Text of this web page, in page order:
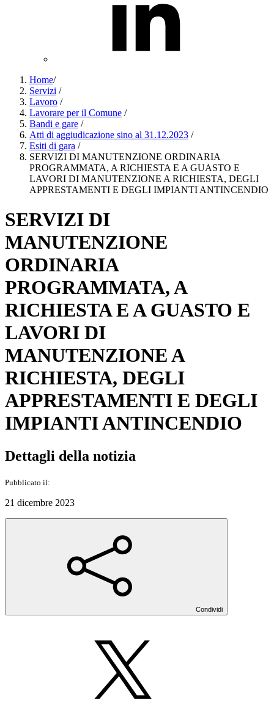
Home/
Servizi /
Lavoro /
Lavorare per il Comune /
Bandi e gare /
Atti di aggiudicazione sino al 31.12.2023 /
Esiti di gara /
SERVIZI DI MANUTENZIONE ORDINARIA
PROGRAMMATA, A RICHIESTA E A GUASTO E
LAVORI DI MANUTENZIONE A RICHIESTA, DEGLI
APPRESTAMENTI E DEGLI IMPIANTI ANTINCENDIO
SERVIZI DI
MANUTENZIONE
ORDINARIA
PROGRAMMATA, A
RICHIESTA E A GUASTO E
LAVORI DI
MANUTENZIONE A
RICHIESTA, DEGLI
APPRESTAMENTI E DEGLI
IMPIANTI ANTINCENDIO
Dettagli della notizia
Pubblicato il:
21 dicembre 2023
Condividi